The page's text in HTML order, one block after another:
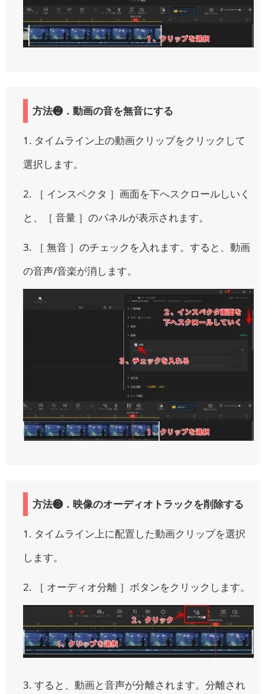
方法❷．動画の音を無音にする
1. タイムライン上の動画クリップをクリックして
選択します。
2. ［ インスペクタ ］画面を下へスクロールしいく
と、［ 音量 ］のパネルが表示されます。
3. ［ 無音 ］のチェックを入れます。すると、動画
の音声/音楽が消します。
方法❸．映像のオーディオトラックを削除する
1. タイムライン上に配置した動画クリップを選択
します。
2. ［ オーディオ分離 ］ボタンをクリックします。
3. すると、動画と音声が分離されます。分離され